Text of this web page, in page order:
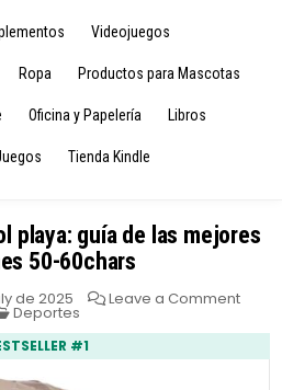
Videojuegos
Ropa Productos para Mascotas
Oficina y Papelería Libros
Tienda Kindle
playa: guía de las mejores
50-60chars
de 2025 Leave a Commenton
el
sol
Posted
Deportes
#1